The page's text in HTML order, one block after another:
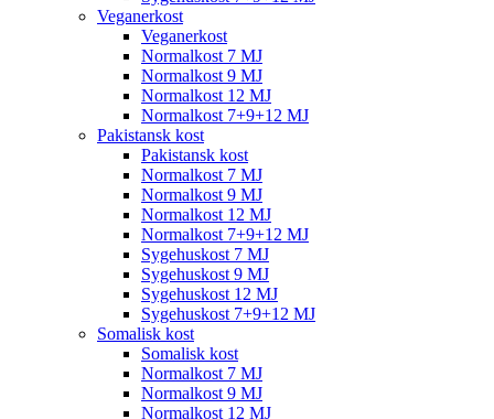
Veganerkost
Veganerkost
Normalkost 7 MJ
Normalkost 9 MJ
Normalkost 12 MJ
Normalkost 7+9+12 MJ
Pakistansk kost
Pakistansk kost
Normalkost 7 MJ
Normalkost 9 MJ
Normalkost 12 MJ
Normalkost 7+9+12 MJ
Sygehuskost 7 MJ
Sygehuskost 9 MJ
Sygehuskost 12 MJ
Sygehuskost 7+9+12 MJ
Somalisk kost
Somalisk kost
Normalkost 7 MJ
Normalkost 9 MJ
Normalkost 12 MJ